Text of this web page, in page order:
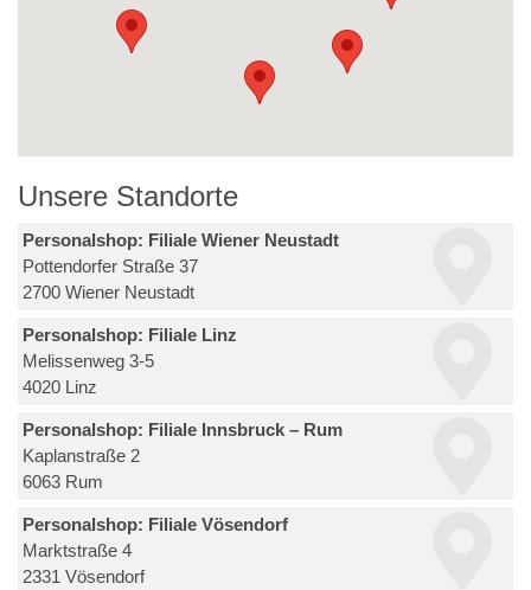
Unsere Standorte
Personalshop: Filiale Wiener Neustadt
Pottendorfer Straße 37
2700 Wiener Neustadt
Personalshop: Filiale Linz
Melissenweg 3-5
4020 Linz
Personalshop: Filiale Innsbruck – Rum
Kaplanstraße 2
6063 Rum
Personalshop: Filiale Vösendorf
Marktstraße 4
2331 Vösendorf